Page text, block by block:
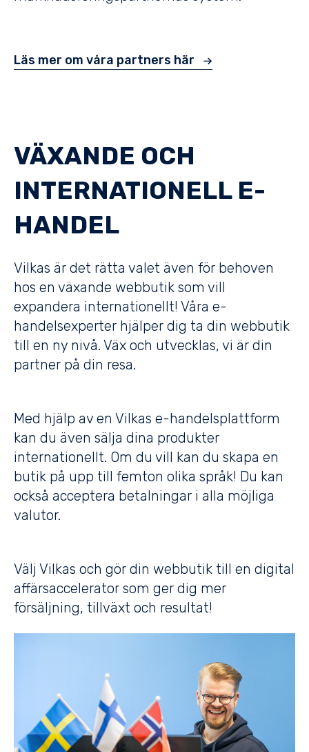
Läs mer om våra partners här
VÄXANDE OCH
INTERNATIONELL E-
HANDEL
Vilkas är det rätta valet även för behoven
hos en växande webbutik som vill
expandera internationellt! Våra e-
handelsexperter hjälper dig ta din webbutik
till en ny nivå. Väx och utvecklas, vi är din
partner på din resa.
Med hjälp av en Vilkas e-handelsplattform
kan du även sälja dina produkter
internationellt. Om du vill kan du skapa en
butik på upp till femton olika språk! Du kan
också acceptera betalningar i alla möjliga
valutor.
Välj Vilkas och gör din webbutik till en digital
affärsaccelerator som ger dig mer
försäljning, tillväxt och resultat!